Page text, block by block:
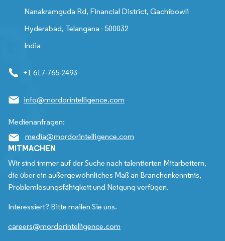
Nanakramguda Rd, Financial District, Gachibowli
Hyderabad, Telangana - 500032
India
+1 617-765-2493
info@mordorintelligence.com
Medienanfragen:
media@mordorintelligence.com
MITMACHEN
Wir sind immer auf der Suche nach talentierten Mitarbeitern,
die über ein außergewöhnliches Maß an Branchenkenntnis,
Problemlösungsfähigkeit und Neigung verfügen.
Interessiert? Bitte mailen Sie uns.
careers@mordorintelligence.com